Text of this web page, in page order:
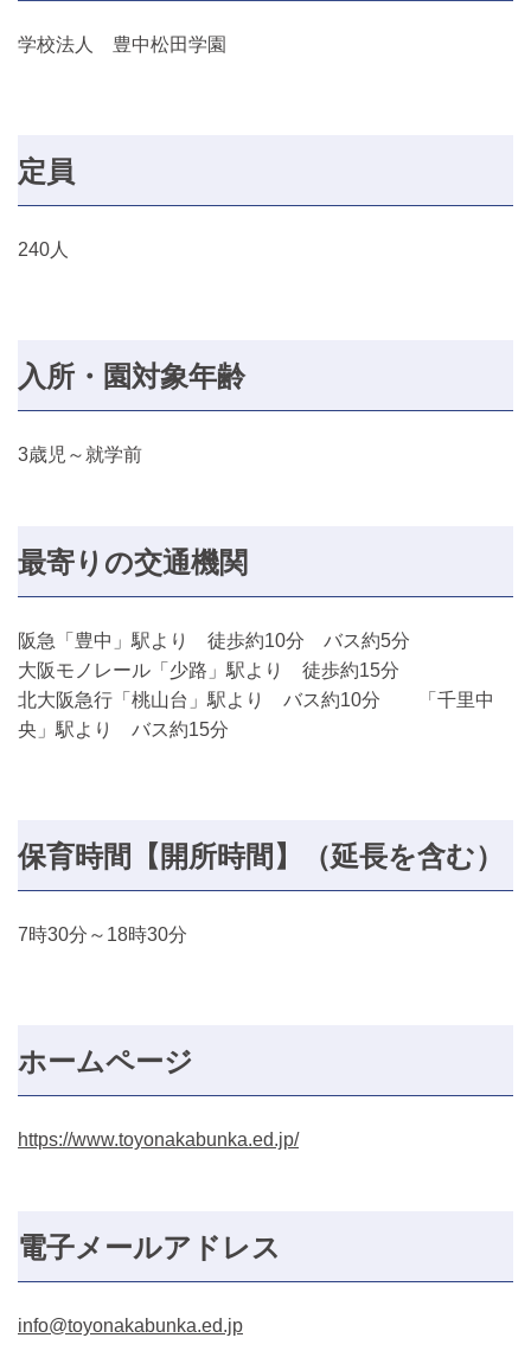
学校法人 豊中松田学園
定員
240人
入所・園対象年齢
3歳児～就学前
最寄りの交通機関
阪急「豊中」駅より 徒歩約10分 バス約5分
大阪モノレール「少路」駅より 徒歩約15分
北大阪急行「桃山台」駅より バス約10分 「千里中
央」駅より バス約15分
保育時間【開所時間】（延長を含む）
7時30分～18時30分
ホームページ
https://www.toyonakabunka.ed.jp/
電子メールアドレス
info@toyonakabunka.ed.jp